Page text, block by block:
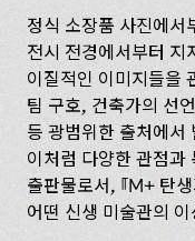
정식 소장품 사진에서
전시 전경에서부터 지
이질적인 이미지들을
팀 구호, 건축가의 선
등 광범위한 출처에서
이처럼 다양한 관점과
출판물로서,
M+ 탄생
어떤 신생 미술관의